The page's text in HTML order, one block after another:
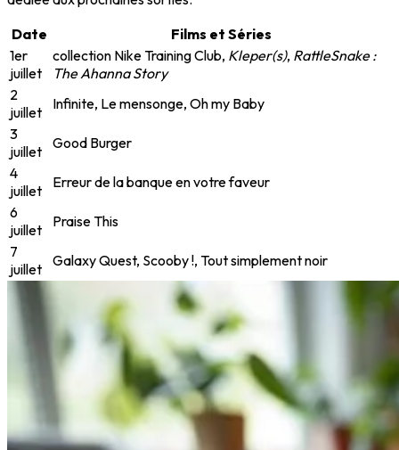
Date
Films et Séries
1er
juillet
collection Nike Training Club, Kleper(s), RattleSnake :
The Ahanna Story
2
juillet
Infinite, Le mensonge, Oh my Baby
3
juillet Good Burger
4
juillet
Erreur de la banque en votre faveur
6
juillet
Praise This
7
juillet Galaxy Quest, Scooby !, Tout simplement noir